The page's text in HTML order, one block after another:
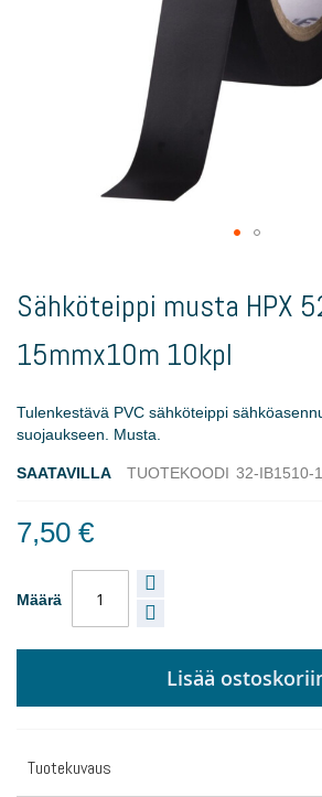
the
of
the
gallery
Sähköteippi musta HPX
15mmx10m 10kpl
Tulenkestävä PVC sähköteippi
suojaukseen. Musta.
SAATAVILLA TUOTEKOODI 32-IB1510-
7,50 €
Määrä
Lisää
Tuotekuvaus